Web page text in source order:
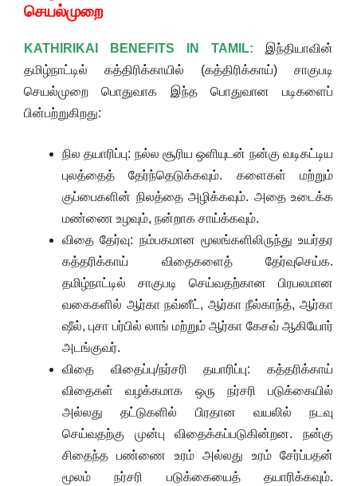
செயல்முறை
KATHIRIKAI BENEFITS IN TAMIL: இந்தியாவின்
தமிழ்நாட்டில் கத்திரிக்காயில் (கத்திரிக்காய்) சாகுபடி
செயல்முறை பொதுவாக இந்த பொதுவான படிகளைப்
பின்பற்றுகிறது:
நில தயாரிப்பு: நல்ல சூரிய ஒளியுடன் நன்கு வடிகட்டிய
புலத்தைத் தேர்ந்தெடுக்கவும். களைகள் மற்றும்
குப்பைகளின் நிலத்தை அழிக்கவும். அதை உடைக்க
மண்ணை உழவும், நன்றாக சாய்க்கவும்.
விதை தேர்வு: நம்பகமான மூலங்களிலிருந்து உயர்தர
கத்தரிக்காய் விதைகளைத் தேர்வுசெய்க.
தமிழ்நாட்டில் சாகுபடி செய்வதற்கான பிரபலமான
வகைகளில் ஆர்கா நவ்னீட், ஆர்கா நீல்காந்த், ஆர்கா
ஷீல், புசா பர்பில் லாங் மற்றும் ஆர்கா கேசவ் ஆகியோர்
அடங்குவர்.
விதை விதைப்பு/நர்சரி தயாரிப்பு: கத்தரிக்காய்
விதைகள் வழக்கமாக ஒரு நர்சரி படுக்கையில்
அல்லது தட்டுகளில் பிரதான வயலில் நடவு
செய்வதற்கு முன்பு விதைக்கப்படுகின்றன. நன்கு
சிதைந்த பண்ணை உரம் அல்லது உரம் சேர்ப்பதன்
மூலம் நர்சரி படுக்கையைத் தயாரிக்கவும்.